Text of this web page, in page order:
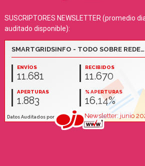
SUSCRIPTORES NEWSLETTER (promedio
auditado disponible):